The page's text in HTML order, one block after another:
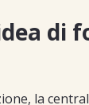
di
la